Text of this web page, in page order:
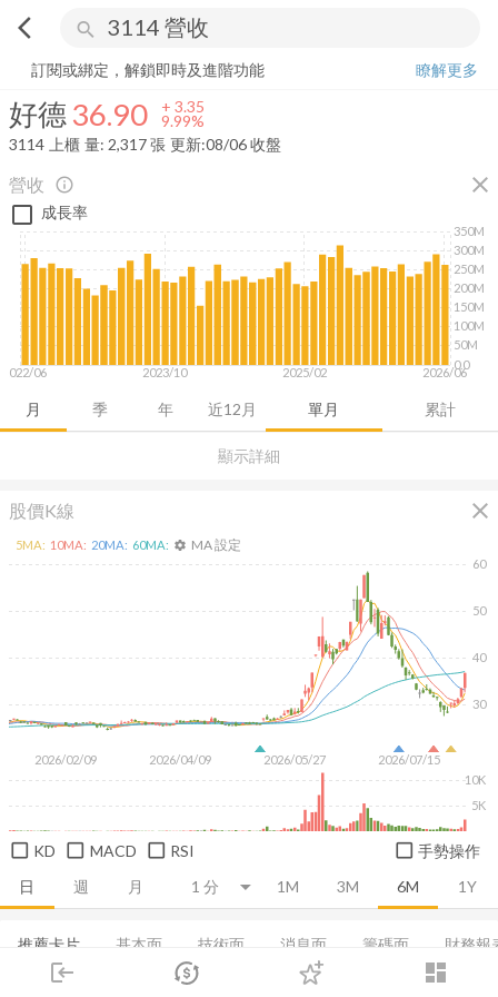
arrow_back_ios search
login dashboard
市場 登入
好德 36.90+ 9.99%
訂閱或綁定，解鎖即時及進階功能
瞭解更多
好德36.90 + 3.35
9.99%
3114 上櫃 量: 2,317張 更新:08/06 收盤
營收 close
顯示詳細
info_outline
月 季 年 近12月 單月 累計
成長率
2022/06 2023/10 2025/02 2026/06
0.0
50M
100M
150M
200M
250M
300M
350M
股價K線 close
日 週 月 1M 3M 6M 1Y
2026/02/09 2026/04/09 2026/05/27 2026/07/15
30
40
50
60
5K
10K
5MA: 10MA: 20MA: 60MA: settings MA 設定
KD MACD RSI 手勢操作
推薦卡片 基本面 技術面 消息面 籌碼面 財務報
董監持股 基本概況